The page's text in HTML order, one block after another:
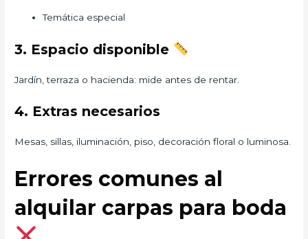
Temática especial
3. Espacio disponible
Jardín, terraza o hacienda: mide antes de rentar.
4. Extras necesarios
Mesas, sillas, iluminación, piso, decoración floral o luminosa.
Errores comunes al
alquilar carpas para boda